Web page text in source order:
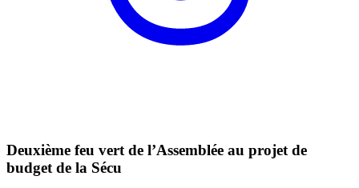
Deuxième feu vert de l’Assemblée au projet de
budget de la Sécu